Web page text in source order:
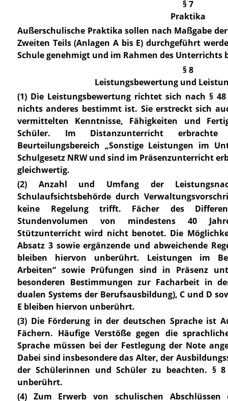
§ 7
Praktika
Außerschulische Praktika sollen nach Maßgabe
Zweiten Teils (Anlagen A bis E) durchgeführt
Schule genehmigt und im Rahmen des Unterrichts
§ 8
Leistungsbewertung und
(1) Die Leistungsbewertung richtet sich nach §
nichts anderes bestimmt ist. Sie erstreckt sich
vermittelten Kenntnisse, Fähigkeiten und
Schüler. Im Distanzunterricht
Beurteilungsbereich „Sonstige Leistungen im
Schulgesetz NRWund sind im Präsenzunterricht
gleichwertig.
(2) Anzahl und Umfang der
Schulaufsichtsbehörde durch
keine Regelung trifft. Fächer des
Stundenvolumen von mindestens 40
Stützunterricht wird nicht benotet. Die
Absatz 3 sowie ergänzende und abweichende
bleiben hiervon unberührt. Leistungen im
Arbeiten“ sowie Prüfungen sind in Präsenz
besonderen Bestimmungen zur Facharbeit in
dualen Systems der Berufsausbildung), C und D
E bleiben hiervon unberührt.
(3) Die Förderung in der deutschen Sprache ist
Fächern. Häufige Verstöße gegen die
Sprache müssen bei der Festlegung der Note
Dabei sind insbesondere das Alter, der
der Schülerinnen und Schüler zu beachten. §
unberührt.
(4) Zum Erwerb von schulischen